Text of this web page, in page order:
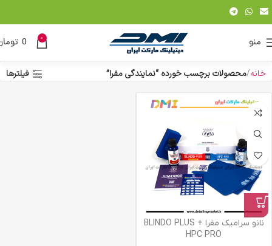
منو 0
0
خانه محصولات برچسب خورده “نمایندگی مفرا” فیلترها
نانو سرامیک مفرا BLINDO PLUS +
HPC PRO